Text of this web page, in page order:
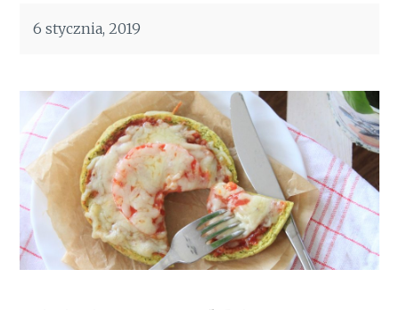
6 stycznia, 2019